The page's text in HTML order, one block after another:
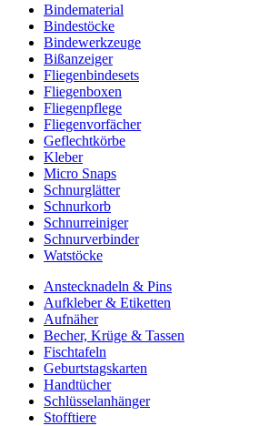
Bindematerial
Bindestöcke
Bindewerkzeuge
Bißanzeiger
Fliegenbindesets
Fliegenboxen
Fliegenpflege
Fliegenvorfächer
Geflechtkörbe
Kleber
Micro Snaps
Schnurglätter
Schnurkorb
Schnurreiniger
Schnurverbinder
Watstöcke
Anstecknadeln & Pins
Aufkleber & Etiketten
Aufnäher
Becher, Krüge & Tassen
Fischtafeln
Geburtstagskarten
Handtücher
Schlüsselanhänger
Stofftiere